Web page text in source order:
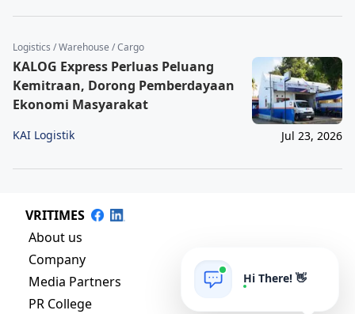
Logistics / Warehouse / Cargo
KALOG Express Perluas Peluang
Kemitraan, Dorong Pemberdayaan
Ekonomi Masyarakat
KAI Logistik Jul 23, 2026
VRITIMES
About us
Company
Media Partners
PR College
Hi There! 👋